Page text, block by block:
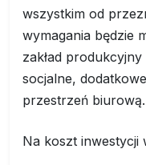
wszystkim od
wymagania będzie
zakład
socjalne,
przestrzeń biurową.
Na koszt inwestycji